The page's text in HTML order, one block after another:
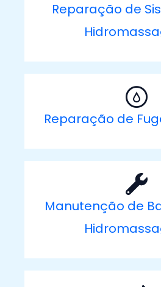
Reparação de
Reparação de
Manutenção de